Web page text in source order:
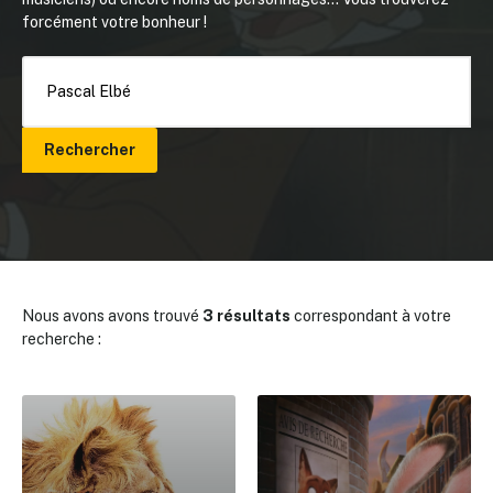
forcément votre bonheur !
Rechercher
Nous avons avons trouvé 3 résultats correspondant à votre
recherche :